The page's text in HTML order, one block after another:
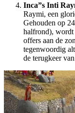
Inca”s Inti
Raymi, een
Gehouden op
halfrond), wordt
offers aan de
tegenwoordig
de terugkeer